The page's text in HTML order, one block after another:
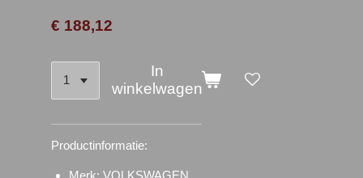
€ 188,12
In
winkelwagen
Productinformatie:
Merk: VOLKSWAGEN